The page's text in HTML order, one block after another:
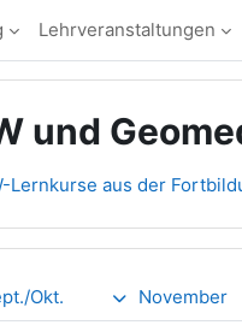
Lehrveranstaltungen
und
Lernkurse aus der
Okt. November